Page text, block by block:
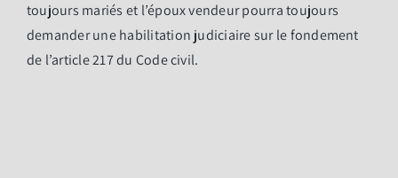
toujours mariés et l’époux vendeur pourra toujours
demander une habilitation judiciaire sur le fondement
de l’article 217 du Code civil.